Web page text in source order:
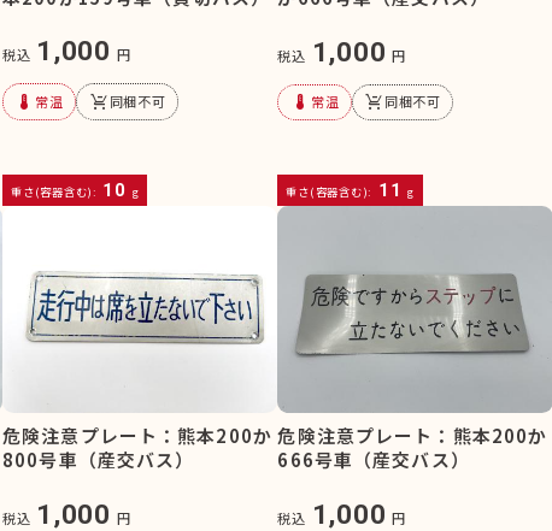
税込 1,000 円
device_thermostat 常温 remove_shopping_cart同梱不可
重さ(容器含む): 10 g
税込 1,000 円
device_thermostat 常温 remove_shopping_cart同梱不可
重さ(容器含む): 11 g
危険注意プレート：熊本200か
800号車（産交バス）
税込 1,000 円
危険注意プレート：熊本200か
666号車（産交バス）
税込 1,000 円